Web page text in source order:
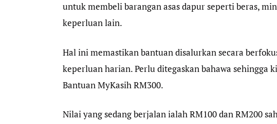
untuk membeli barangan asas dapur seperti beras,
keperluan lain.
Hal ini memastikan bantuan disalurkan secara
keperluan harian. Perlu ditegaskan bahawa sehingga
Bantuan MyKasih RM300.
Nilai yang sedang berjalan ialah RM100 dan RM200